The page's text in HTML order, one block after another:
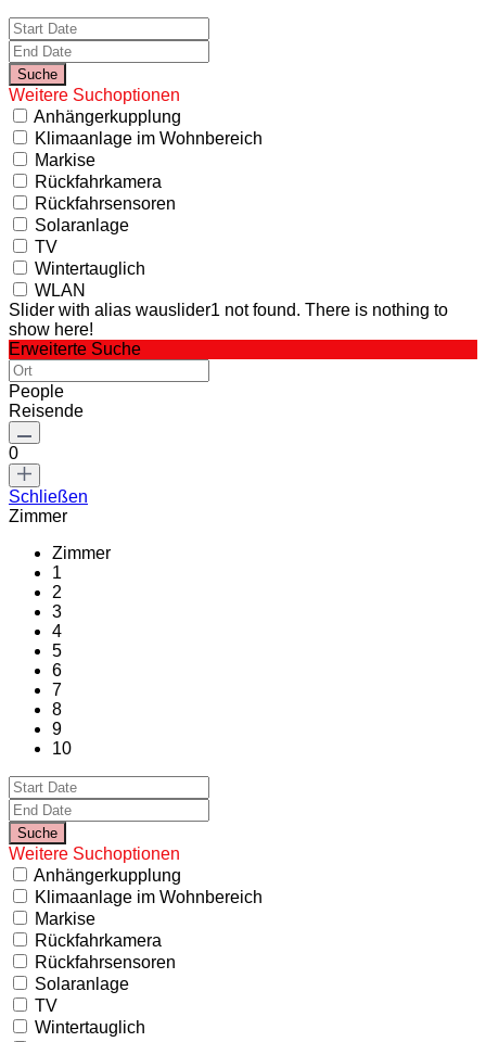
Weitere Suchoptionen
Anhängerkupplung
Klimaanlage im Wohnbereich
Markise
Rückfahrkamera
Rückfahrsensoren
Solaranlage
TV
Wintertauglich
WLAN
Slider with alias wauslider1 not found. There is nothing to
show here!
Erweiterte Suche
People
Reisende
0
Schließen
Zimmer
Zimmer
1
2
3
4
5
6
7
8
9
10
Weitere Suchoptionen
Anhängerkupplung
Klimaanlage im Wohnbereich
Markise
Rückfahrkamera
Rückfahrsensoren
Solaranlage
TV
Wintertauglich